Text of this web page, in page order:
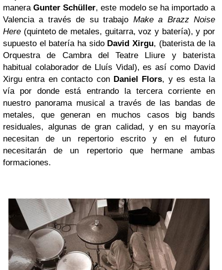
maneraGunter Schüller, este modelo se ha importado a
Valencia a través de su trabajo Make a Brazz Noise
Here (quinteto de metales, guitarra, voz y batería), y por
supuesto el batería ha sido David Xirgu, (baterista de la
Orquestra de Cambra del Teatre Lliure y baterista
habitual colaborador de Lluís Vidal), es así como David
Xirgu entra en contacto con Daniel Flors, y es esta la
vía por donde está entrando la tercera corriente en
nuestro panorama musical a través de las bandas de
metales, que generan en muchos casos big bands
residuales, algunas de gran calidad, y en su mayoría
necesitan de un repertorio escrito y en el futuro
necesitarán de un repertorio que hermane ambas
formaciones.